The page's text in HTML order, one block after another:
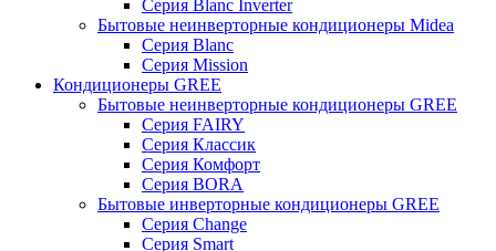
Серия Blanc Inverter
Бытовые неинверторные кондиционеры Midea
Серия Blanc
Серия Mission
Кондиционеры GREE
Бытовые неинверторные кондиционеры GREE
Серия FAIRY
Серия Классик
Серия Комфорт
Серия BORA
Бытовые инверторные кондиционеры GREE
Серия Change
Серия Smart